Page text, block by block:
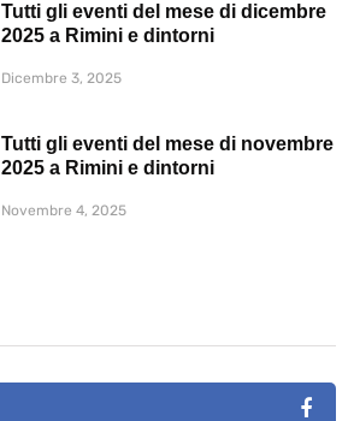
Tutti gli eventi del mese di dicembre
2025 a Rimini e dintorni
Dicembre 3, 2025
Tutti gli eventi del mese di novembre
2025 a Rimini e dintorni
Novembre 4, 2025